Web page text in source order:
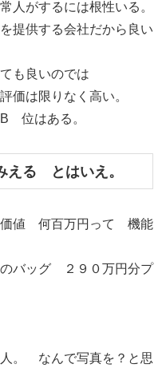
がするには根性いる。
供する会社だから良い
も良いのでは
価は限りなく高い。
位はある。
える とはいえ。
価値 何百万円って 機能
のバッグ ２９０万円分プ
。 なんで写真を？と思